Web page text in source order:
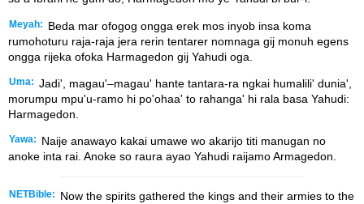
Meyah:
Beda mar ofogog ongga erek mos inyob insa koma
rumohoturu raja-raja jera rerin tentarer nomnaga gij monuh egens
ongga rijeka ofoka Harmagedon gij Yahudi oga.
Uma: Jadi', magau'–magau' hante tantara-ra ngkai humalili' dunia',
morumpu mpu'u-ramo hi po'ohaa' to rahanga' hi rala basa Yahudi:
Harmagedon.
Yawa:
Naije anawayo kakai umawe wo akarijo titi manugan no
anoke inta rai. Anoke so raura ayao Yahudi raijamo Armagedon.
NETBible:
Now the spirits gathered the kings and their armies to the